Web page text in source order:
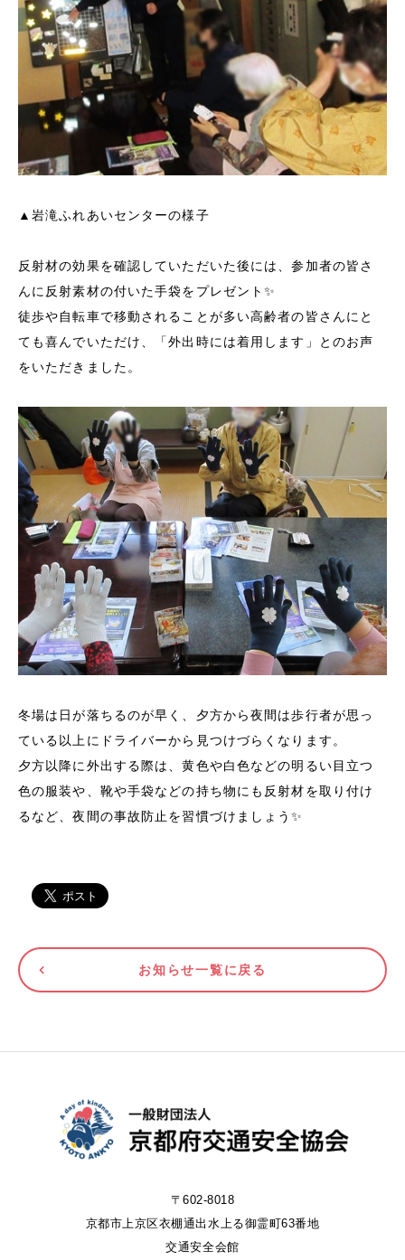
▲岩滝ふれあいセンターの様子
反射材の効果を確認していただいた後には、参加者の皆さ
んに反射素材の付いた手袋をプレゼント✨
徒歩や自転車で移動されることが多い高齢者の皆さんにと
ても喜んでいただけ、「外出時には着用します」とのお声
をいただきました。
冬場は日が落ちるのが早く、夕方から夜間は歩行者が思っ
ている以上にドライバーから見つけづらくなります。
夕方以降に外出する際は、黄色や白色などの明るい目立つ
色の服装や、靴や手袋などの持ち物にも反射材を取り付け
るなど、夜間の事故防止を習慣づけましょう✨
お知らせ一覧に戻る
〒602-8018
京都市上京区衣棚通出水上る御霊町63番地
交通安全会館